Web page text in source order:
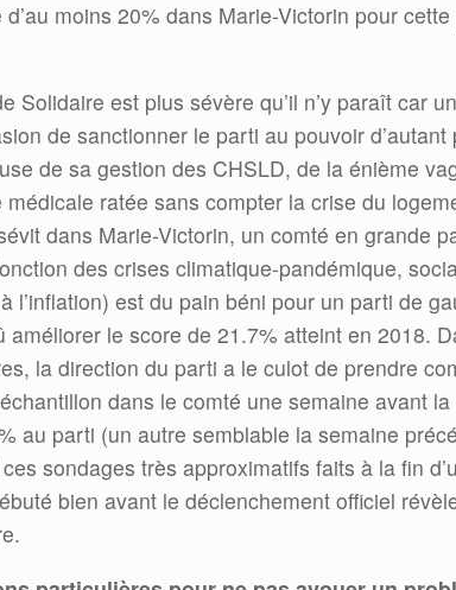
d’au moins 20% dans Marie-Victorin pour
Solidaire est plus sévère qu’il n’y paraît car
de sanctionner le parti au pouvoir
de sa gestion des CHSLD, de la énième
ratée sans compter la crise du
dans Marie-Victorin, un comté en grande
des crises climatique-pandémique,
l’inflation) est du pain béni pour un parti de
améliorer le score de 21.7% atteint en 2018.
la direction du parti a le culot de prendre
dans le comté une semaine avant
au parti (un autre semblable la semaine
sondages très approximatifs faits à la fin
bien avant le déclenchement officiel